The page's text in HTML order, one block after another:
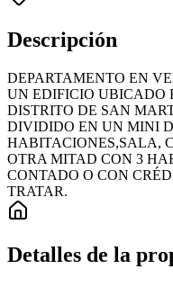
Descripción
DEPARTAMENTO EN
UN EDIFICIO UBICADO
DISTRITO DE SAN
DIVIDIDO EN UN MINI
HABITACIONES,SALA,
OTRA MITAD CON 3
CONTADO O CON
TRATAR.
Detalles de la